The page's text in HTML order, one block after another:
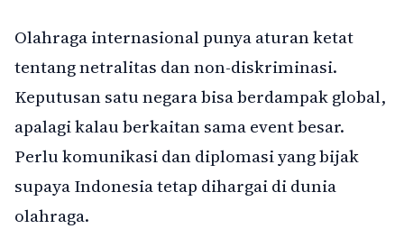
Olahraga internasional punya aturan ketat
tentang netralitas dan non-diskriminasi.
Keputusan satu negara bisa berdampak global,
apalagi kalau berkaitan sama event besar.
Perlu komunikasi dan diplomasi yang bijak
supaya Indonesia tetap dihargai di dunia
olahraga.